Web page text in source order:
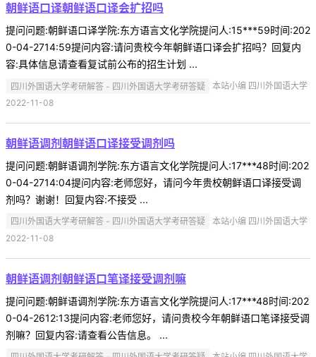
朝鲜语口译朝鲜语口译会扩招吗
提问问题:朝鲜语口译学院:东方语言文化学院提问人:15***59时间:202
0-04-2714:59提问内容:请问贵校今年朝鲜语口译会扩招吗？回复内
容:具体信息请查看复试前公布的招生计划 ...
四川外国语大学考研解答 - 四川外国语大学考研答疑
本站小编 四川外国语大学
2022-11-08
朝鲜语调剂朝鲜语口译接受调剂吗
提问问题:朝鲜语调剂学院:东方语言文化学院提问人:17***48时间:202
0-04-2714:04提问内容:老师您好，请问今年贵校朝鲜语口译接受调
剂吗？谢谢！回复内容:不接受 ...
四川外国语大学考研解答 - 四川外国语大学考研答疑
本站小编 四川外国语大学
2022-11-08
朝鲜语调剂朝鲜语口笔译接受调剂嘛
提问问题:朝鲜语调剂学院:东方语言文化学院提问人:17***48时间:202
0-04-2612:13提问内容:老师您好，请问贵校今年朝鲜语口笔译接受调
剂嘛？回复内容:请查看公告信息。 ...